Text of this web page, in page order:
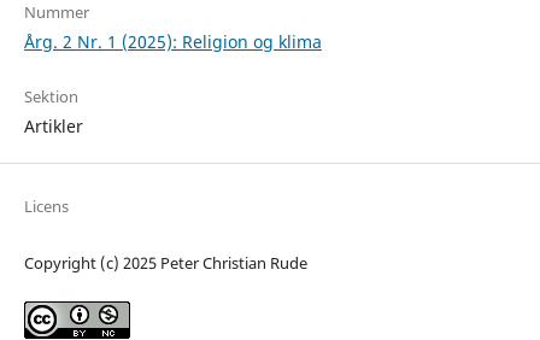
Nummer
Årg. 2 Nr. 1 (2025): Religion og klima
Sektion
Artikler
Licens
Copyright (c) 2025 Peter Christian Rude